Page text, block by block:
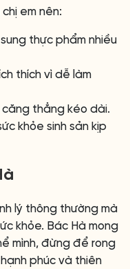
em nên:
thực phẩm nhiều
thích vì dễ làm
thẳng kéo dài.
khỏe sinh sản kịp
lý thông thường mà
khỏe. Bác Hà mong
mình, đừng để rong
phúc và thiên